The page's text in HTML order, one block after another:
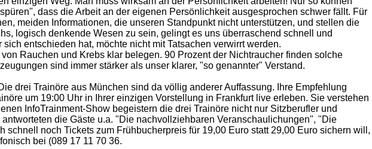
dass die Arbeit an der eigenen Persönlichkeit ausgesprochen schwer fällt. Für
meiden Informationen, die unseren Standpunkt nicht unterstützen, und stellen die
logisch denkende Wesen zu sein, gelingt es uns überraschend schnell und
entschieden hat, möchte nicht mit Tatsachen verwirrt werden.
Rauchen und Krebs klar belegen. 90 Prozent der Nichtraucher finden solche
sind immer stärker als unser klarer, "so genannter" Verstand.
drei Trainöre aus München sind da völlig anderer Auffassung. Ihre Empfehlung
um 19:00 Uhr in Ihrer einzigen Vorstellung in Frankfurt live erleben. Sie verstehen
InfoTrainment-Show begeistern die drei Trainöre nicht nur Sitzberufler und
die Gäste u.a. "Die nachvollziehbaren Veranschaulichungen", "Die
noch Tickets zum Frühbucherpreis für 19,00 Euro statt 29,00 Euro sichern will,
bei (089 17 11 70 36.